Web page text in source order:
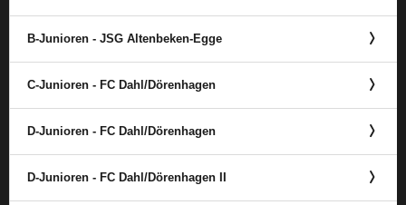
B-Junioren - JSG Altenbeken-Egge
C-Junioren - FC Dahl/​Dörenhagen
D-Junioren - FC Dahl/​Dörenhagen
D-Junioren - FC Dahl/​Dörenhagen II